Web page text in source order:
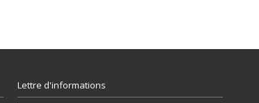
Lettre d'informations